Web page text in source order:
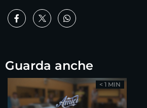
Guarda anche
< 1 MIN